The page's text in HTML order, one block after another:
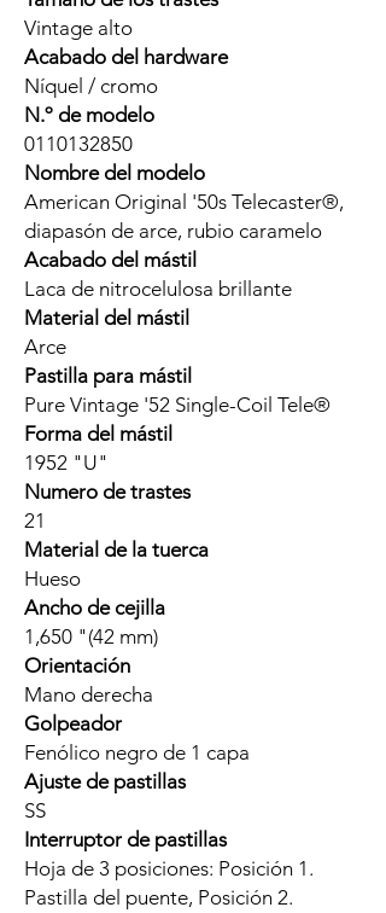
Vintage alto
Acabado del hardware
Níquel / cromo
N.º de modelo
0110132850
Nombre del modelo
American Original '50s Telecaster®,
diapasón de arce, rubio caramelo
Acabado del mástil
Laca de nitrocelulosa brillante
Material del mástil
Arce
Pastilla para mástil
Pure Vintage '52 Single-Coil Tele®
Forma del mástil
1952 "U"
Numero de trastes
21
Material de la tuerca
Hueso
Ancho de cejilla
1,650 "(42 mm)
Orientación
Mano derecha
Golpeador
Fenólico negro de 1 capa
Ajuste de pastillas
SS
Interruptor de pastillas
Hoja de 3 posiciones: Posición 1.
Pastilla del puente, Posición 2.